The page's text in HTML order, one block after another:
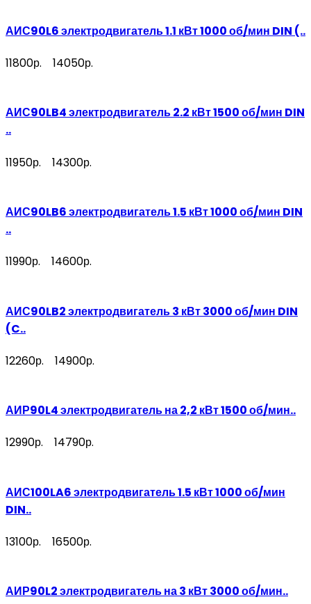
АИС90L6 электродвигатель 1.1 кВт 1000 об/мин DIN (..
11800р. 14050р.
АИС90LB4 электродвигатель 2.2 кВт 1500 об/мин DIN
..
11950р. 14300р.
АИС90LB6 электродвигатель 1.5 кВт 1000 об/мин DIN
..
11990р. 14600р.
АИС90LB2 электродвигатель 3 кВт 3000 об/мин DIN
(C..
12260р. 14900р.
АИР90L4 электродвигатель на 2,2 кВт 1500 об/мин..
12990р. 14790р.
АИС100LA6 электродвигатель 1.5 кВт 1000 об/мин
DIN..
13100р. 16500р.
АИР90L2 электродвигатель на 3 кВт 3000 об/мин..